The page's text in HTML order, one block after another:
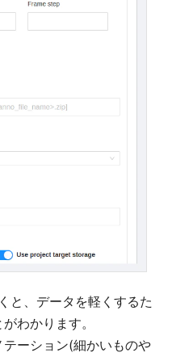
と、データを軽くするた
わかります。
ーション(細かいものや